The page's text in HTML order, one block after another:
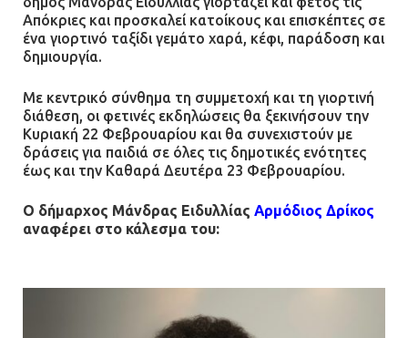
21.07.2026 | 13:12
13.07.2026 | 21:32
Η Οινόη αποκτά μια νέα, σύγχρονη
13.07.2026 | 21:21
130.000 ευρώ στην Αττική
Απόκριες και προσκαλεί κατοίκους και επισκέπτες σε
ένα γιορτινό ταξίδι γεμάτο χαρά, κέφι, παράδοση και
δημιουργία.
Με κεντρικό σύνθημα τη συμμετοχή και τη γιορτινή
διάθεση, οι φετινές εκδηλώσεις θα ξεκινήσουν την
Κυριακή 22 Φεβρουαρίου και θα συνεχιστούν με
δράσεις για παιδιά σε όλες τις δημοτικές ενότητες
έως και την Καθαρά Δευτέρα 23 Φεβρουαρίου.
Ο δήμαρχος Μάνδρας Ειδυλλίας Αρμόδιος Δρίκος
αναφέρει στο κάλεσμα του: